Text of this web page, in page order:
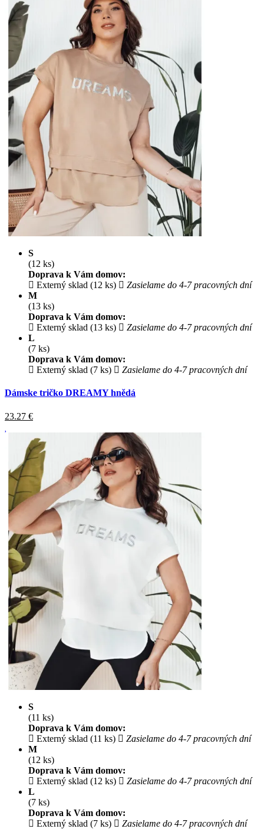
S
(12 ks)
Doprava k Vám domov:
Externý sklad (12 ks)
Zasielame do 4-7 pracovných dní
M
(13 ks)
Doprava k Vám domov:
Externý sklad (13 ks)
Zasielame do 4-7 pracovných dní
L
(7 ks)
Doprava k Vám domov:
Externý sklad (7 ks)
Zasielame do 4-7 pracovných dní
Dámske tričko DREAMY hnědá
23.27 €
S
(11 ks)
Doprava k Vám domov:
Externý sklad (11 ks)
Zasielame do 4-7 pracovných dní
M
(12 ks)
Doprava k Vám domov:
Externý sklad (12 ks)
Zasielame do 4-7 pracovných dní
L
(7 ks)
Doprava k Vám domov:
Externý sklad (7 ks)
Zasielame do 4-7 pracovných dní